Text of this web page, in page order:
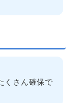
くさん確保で